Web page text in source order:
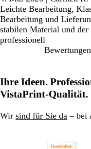
Leichte Bearbeitung,
Bearbeitung und
stabilen Material und
professionell
Ihre Ideen.
VistaPrint-Qualität.
Wir sind für Sie da – bei